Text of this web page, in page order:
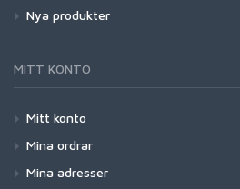
Nya produkter
MITT KONTO
Mitt konto
Mina ordrar
Mina adresser